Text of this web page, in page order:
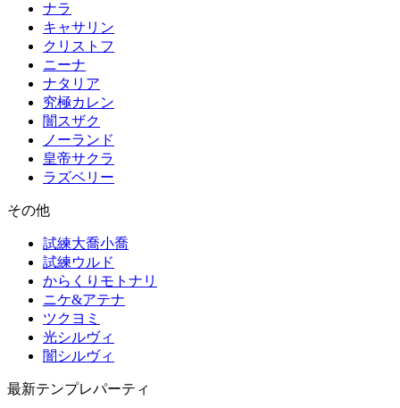
ナラ
キャサリン
クリストフ
ニーナ
ナタリア
究極カレン
闇スザク
ノーランド
皇帝サクラ
ラズベリー
その他
試練大喬小喬
試練ウルド
からくりモトナリ
ニケ&アテナ
ツクヨミ
光シルヴィ
闇シルヴィ
最新テンプレパーティ